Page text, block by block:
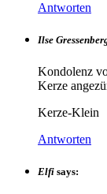
Antworten
Ilse
Kondolenz
Kerze
Kerze-Klein
Antworten
Elfi says: